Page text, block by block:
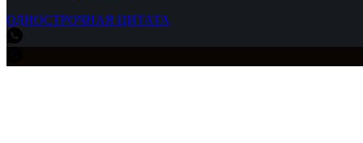
ОДНОСТРОЧНАЯ ЦИТАТА